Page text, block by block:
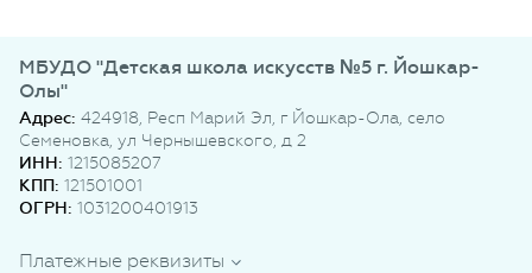
МБУДО "Детская школа искусств №5 г. Йошкар-
Олы"
Адрес: 424918, Респ Марий Эл, г Йошкар-Ола, село
Семеновка, ул Чернышевского, д 2
ИНН: 1215085207
КПП: 121501001
ОГРН: 1031200401913
Платежные реквизиты